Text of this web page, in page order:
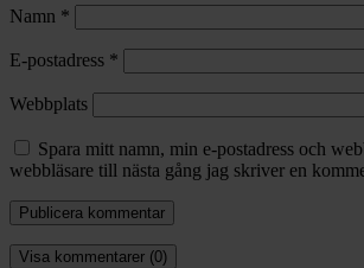
Namn *
E-postadress *
Webbplats
Spara mitt namn, min e-postadress och
webbläsare till nästa gång jag skriver en
Visa kommentarer (0)